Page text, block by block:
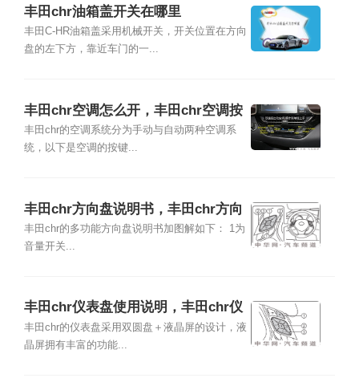
丰田chr油箱盖开关在哪里
丰田C-HR油箱盖采用机械开关，开关位置在方向
盘的左下方，靠近车门的一...
丰田chr空调怎么开，丰田chr空调按
键图解
丰田chr的空调系统分为手动与自动两种空调系
统，以下是空调的按键...
丰田chr方向盘说明书，丰田chr方向
盘按键功能图解
丰田chr的多功能方向盘说明书加图解如下： 1为
音量开关...
丰田chr仪表盘使用说明，丰田chr仪
表盘指示灯图解
丰田chr的仪表盘采用双圆盘＋液晶屏的设计，液
晶屏拥有丰富的功能...